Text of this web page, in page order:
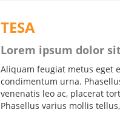
TESA
Lorem ipsum dolor
Aliquam feugiat metus eget
condimentum urna.
venenatis leo ac, placerat
Phasellus varius mollis